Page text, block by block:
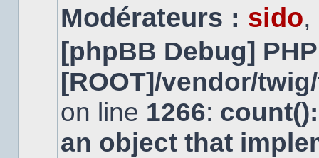
message
non
lu
Modérateurs : sido,
[phpBB Debug]
[ROOT]/vendor/
on line 1266:
an object that